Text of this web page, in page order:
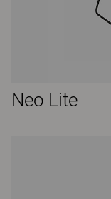
Neo Lite